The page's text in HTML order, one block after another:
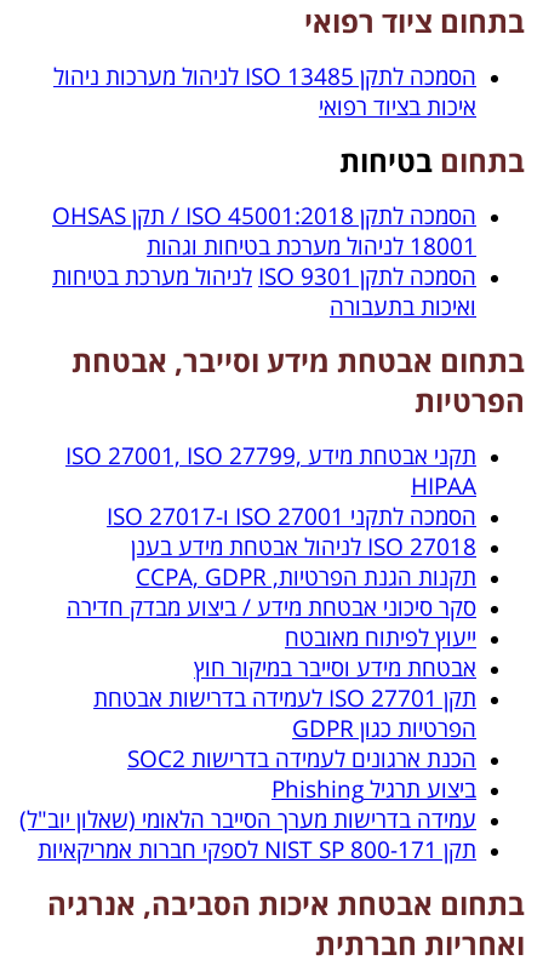
בתחום ציוד רפואי
הסמכה לתקן 13485 ISO לניהול מערכות ניהול
איכות בציוד רפואי
בתחום בטיחות
הסמכה לתקן ISO 45001:2018 / תקן OHSAS
18001 לניהול מערכת בטיחות וגהות
הסמכה לתקן ISO 9301
לניהול מערכת בטיחות
ואיכות בתעבורה
בתחום אבטחת מידע וסייבר, אבטחת
הפרטיות
תקני אבטחת מידע ISO 27001, ISO 27799,
HIPAA
הסמכה לתקני 27001 ISO ו-27017 ISO
ISO 27018 לניהול אבטחת מידע בענן
תקנות הגנת הפרטיות, CCPA, GDPR
סקר סיכוני אבטחת מידע / ביצוע מבדק חדירה
ייעוץ לפיתוח מאובטח
אבטחת מידע וסייבר במיקור חוץ
תקן 27701 ISO לעמידה בדרישות אבטחת
הפרטיות כגון GDPR
הכנת ארגונים לעמידה בדרישות SOC2
ביצוע תרגיל Phishing
עמידה בדרישות מערך הסייבר הלאומי (שאלון יוב"ל)
תקן NIST SP 800-171 לספקי חברות אמריקאיות
בתחום אבטחת איכות הסביבה, אנרגיה
ואחריות חברתית